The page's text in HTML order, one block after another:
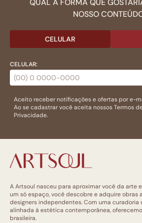
QUAL A FORMA QUE
NOSSO
CELULAR
CELULAR:
Aceito receber notificações e ofertas por e-
Ao se cadastrar você aceita nossosTermos
Privacidade.
A Artsoul nasceu para aproximar você da arte
um só espaço, você descobre e adquire obras
designers independentes. Com uma curadoria
alinhada à estética contemporânea,
brasileira.